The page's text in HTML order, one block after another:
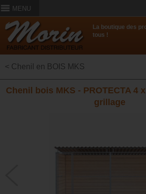
MENU
La boutique des
tous !
< Chenil en BOIS MKS
Chenil bois MKS - PROTECTA 4
grillage